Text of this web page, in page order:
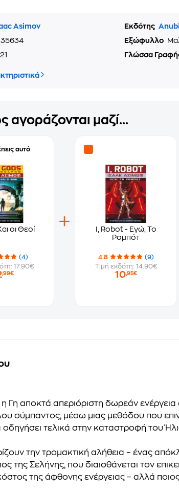
Asimov Εκδότης
Εξώφυλλο
Γλώσσα
αγοράζονται μαζί...
αυτό
οι Θεοί
(4)
17.90€
,99€
I, Robot - Εγώ, Το
Ρομπότ
4.8
(9)
Τιμή εκδότη: 14.90€
10,95€
Γη αποκτά απεριόριστη δωρεάν ενέργεια
σύμπαντος, μέσω μιας μεθόδου που
τελικά στην καταστροφή του
την τρομακτική αλήθεια – ένας
της Σελήνης, που διαισθάνεται τον
της άφθονης ενέργειας – αλλά ποιος